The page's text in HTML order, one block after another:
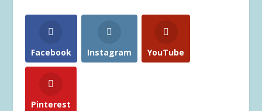
Facebook Instagram YouTube
Pinterest